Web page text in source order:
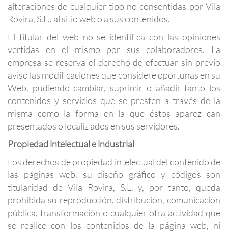
alteraciones de cualquier tipo no consentidas por Vila
Rovira, S.L., al sitio web o a sus contenidos.
El titular del web no se identifica con las opiniones
vertidas en el mismo por sus colaboradores. La
empresa se reserva el derecho de efectuar sin previo
aviso las modificaciones que considere oportunas en su
Web, pudiendo cambiar, suprimir o añadir tanto los
contenidos y servicios que se presten a través de la
misma como la forma en la que éstos aparez can
presentados o localiz ados en sus servidores.
Propiedad intelectual e industrial
Los derechos de propiedad intelectual del contenido de
las páginas web, su diseño gráfico y códigos son
titularidad de Vila Rovira, S.L. y, por tanto, queda
prohibida su reproducción, distribución, comunicación
pública, transformación o cualquier otra actividad que
se realice con los contenidos de la página web, ni